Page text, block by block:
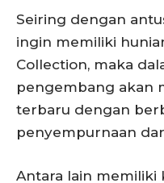
Seiring dengan
ingin memiliki
Collection, maka
pengembang akan
terbaru dengan
penyempurnaan
Antara lain memiliki